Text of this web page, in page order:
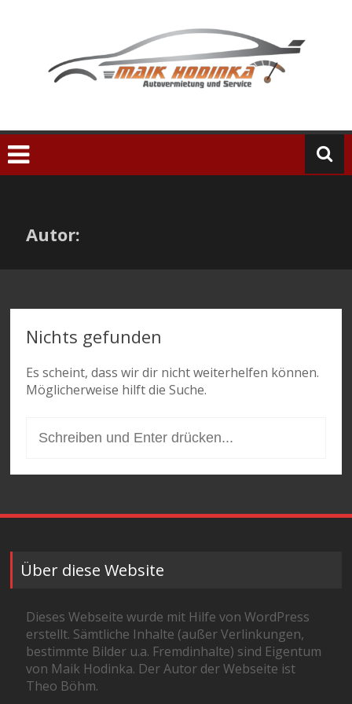
Autor:
Nichts gefunden
Es scheint, dass wir dir nicht weiterhelfen können.
Möglicherweise hilft die Suche.
nach:
Über diese Website
Dieses Webseite wurde mit Hilfe von WordPress
erstellt. Sämtliche Inhalte (außer Verlinkungen,
bestimmte Bilder u.a. Fremdinhalte) sind Eigentum
von Maik Hodinka. Der Autor der Webseite ist
Theo Böhm.